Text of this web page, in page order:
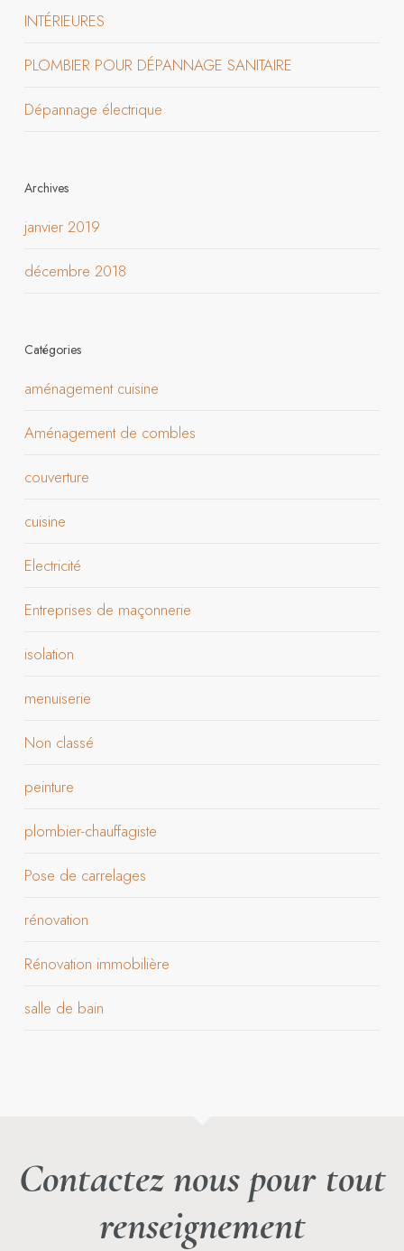
INTÉRIEURES
PLOMBIER POUR DÉPANNAGE SANITAIRE
Dépannage électrique
Archives
janvier 2019
décembre 2018
Catégories
aménagement cuisine
Aménagement de combles
couverture
cuisine
Electricité
Entreprises de maçonnerie
isolation
menuiserie
Non classé
peinture
plombier-chauffagiste
Pose de carrelages
rénovation
Rénovation immobilière
salle de bain
Contactez nous pour tout
renseignement